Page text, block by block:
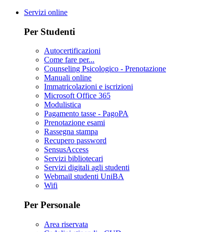
Servizi online
Per Studenti
Autocertificazioni
Come fare per...
Counseling Psicologico - Prenotazione
Manuali online
Immatricolazioni e iscrizioni
Microsoft Office 365
Modulistica
Pagamento tasse - PagoPA
Prenotazione esami
Rassegna stampa
Recupero password
SensusAccess
Servizi bibliotecari
Servizi digitali agli studenti
Webmail studenti UniBA
Wifi
Per Personale
Area riservata